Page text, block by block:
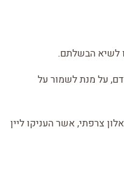
לשיא הבשלתם.
על מנת לשמור על
עץ אלון צרפתי, אשר העניקו ליין